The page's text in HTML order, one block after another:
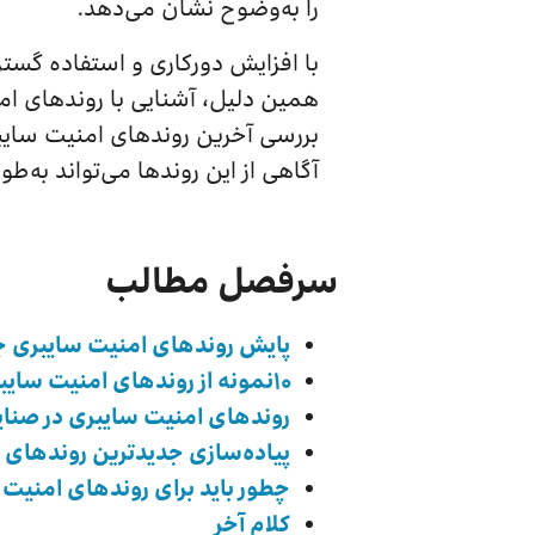
را به‌وضوح نشان می‌دهد.
با افزایش دورکاری و استفاده
همین دلیل، آشنایی با روندهای
بررسی آخرین روندهای امنیت
آگاهی از این روندها می‌تواند
سرفصل مطالب
پایش روندهای امنیت سایبری
۱۰نمونه از روندهای امنیت سایبری در سال ۲۰۲۵
روندهای امنیت سایبری در
پیاده‌سازی جدیدترین
چطور باید برای روندهای امنیت سایبری
کلام آخر